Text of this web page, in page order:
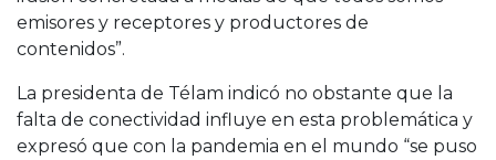
emisores y receptores y productores de
contenidos”.
La presidenta de Télam indicó no obstante que la
falta de conectividad influye en esta problemática y
expresó que con la pandemia en el mundo “se puso